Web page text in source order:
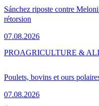
Sánchez riposte contre
rétorsion
07.08.2026
Poulets, bovins et ours
07.08.2026
PROAGRICULTURE &